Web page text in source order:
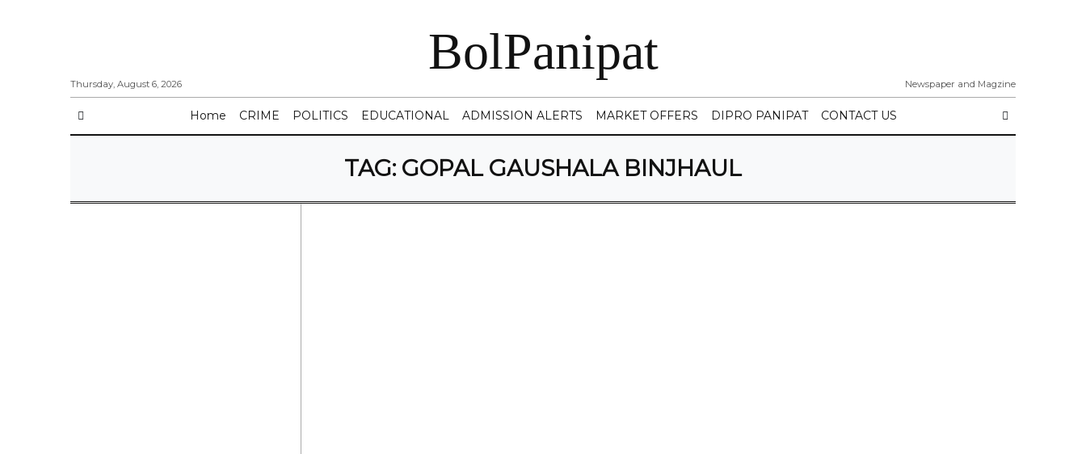
Thursday, August 6, 2026
BolPanipat
Newspaper and Magzine
Home CRIME POLITICS EDUCATIONAL ADMISSION ALERTS MARKET OFFERS DIPRO PANIPAT CONTACT US
TAG: GOPAL GAUSHALA BINJHAUL